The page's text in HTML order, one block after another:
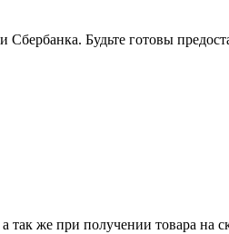
Будьте готовы
же при получении товара на